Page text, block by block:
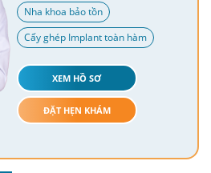
Nha khoa bảo tồn
Cấy ghép Implant toàn hàm
XEM HỒ SƠ
ĐẶT HẸN KHÁM